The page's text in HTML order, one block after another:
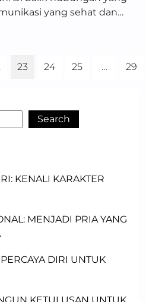
yang sehat dan…
23 24 25 … 29
Search
KENALI KARAKTER
MENJADI PRIA YANG
DIRI UNTUK